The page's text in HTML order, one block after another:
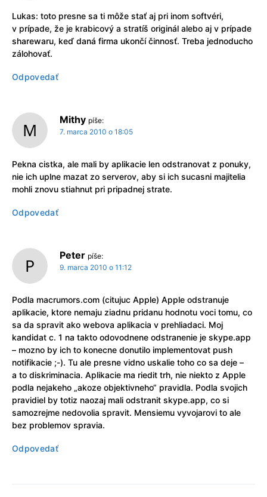
Lukas: toto presne sa ti môže stať aj pri inom softvéri,
v prípade, že je krabicový a stratíš originál alebo aj v prípade
sharewaru, keď daná firma ukončí činnosť. Treba jednoducho
zálohovať.
Odpovedať
Mithy píše:
7. marca 2010 o 18:05
Pekna cistka, ale mali by aplikacie len odstranovat z ponuky,
nie ich uplne mazat zo serverov, aby si ich sucasni majitelia
mohli znovu stiahnut pri pripadnej strate.
Odpovedať
Peter píše:
9. marca 2010 o 11:12
Podla macrumors.com (citujuc Apple) Apple odstranuje
aplikacie, ktore nemaju ziadnu pridanu hodnotu voci tomu, co
sa da spravit ako webova aplikacia v prehliadaci. Moj
kandidat c. 1 na takto odovodnene odstranenie je skype.app
– mozno by ich to konecne donutilo implementovat push
notifikacie ;-). Tu ale presne vidno uskalie toho co sa deje –
a to diskriminacia. Aplikacie ma riedit trh, nie niekto z Apple
podla nejakeho „akoze objektivneho“ pravidla. Podla svojich
pravidiel by totiz naozaj mali odstranit skype.app, co si
samozrejme nedovolia spravit. Mensiemu vyvojarovi to ale
bez problemov spravia.
Odpovedať